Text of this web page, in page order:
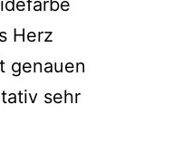
Herz
genauen
sehr